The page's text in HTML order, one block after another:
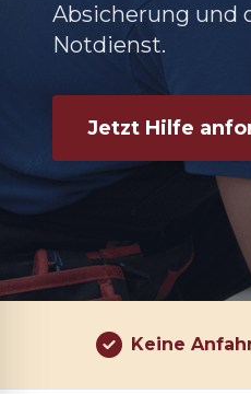
Absicherung und
Notdienst.
Jetzt Hilfe
Keine